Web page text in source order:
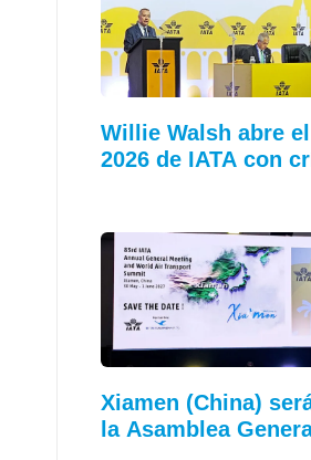
Willie Walsh abre
2026 de IATA con
Xiamen (China)
la Asamblea